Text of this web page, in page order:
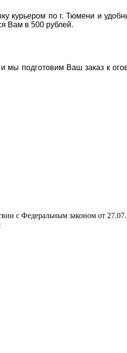
курьером по г. Тюмени и
Вам в 500 рублей.
мы подготовим Ваш заказ к
с Федеральным законом от